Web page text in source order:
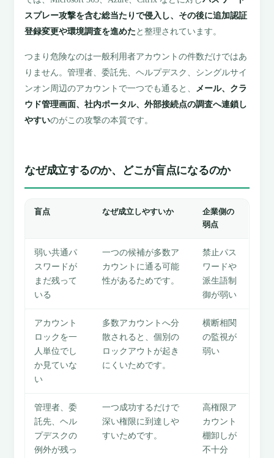
スプレー攻撃を含む総当たりで侵入し、その後に追加認証
登録変更や環境調査を進めた と整理されています。
つまり危険なのは一般利用者アカウントの件数だけではあ
りません。管理者、委託先、ヘルプデスク、シングルサイ
ンオン周辺のアカウントで一つでも通ると、
メール、クラ
ウド管理画面、社内ポータル、外部接続点の調査へ連鎖し
やすいのがこの攻撃の本質です。
なぜ成立するのか、どこが盲点になるのか
盲点 なぜ成立しやすいか
企業側の
弱点
弱い共通パ
スワードが
まだ残って
いる
一つの候補が多数ア
カウントに通る可能
性があるためです。
禁止パス
ワードや
派生語制
御が弱い
アカウント
ロックを一
人単位でし
か見ていな
い
多数アカウントへ分
散されると、個別の
ロックアウトが起き
にくいためです。
横断相関
の監視が
弱い
管理者、委
託先、ヘル
プデスクの
例外が残っ
一つ成功するだけで
深い権限に到達しや
すいためです。
高権限ア
カウント
棚卸しが
不十分